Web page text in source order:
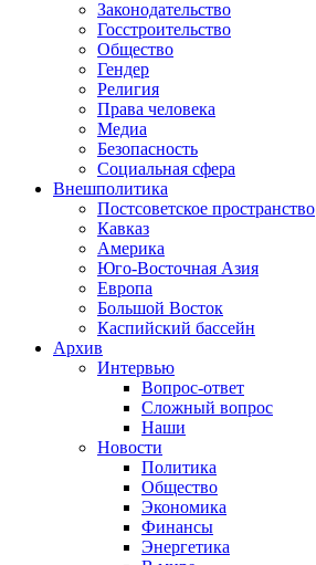
Законодательство
Госстроительство
Общество
Гендер
Религия
Права человека
Медиа
Безопасность
Социальная сфера
Внешполитика
Постсоветское пространство
Кавказ
Америка
Юго-Восточная Азия
Европа
Большой Восток
Каспийский бассейн
Архив
Интервью
Вопрос-ответ
Сложный вопрос
Наши
Новости
Политика
Общество
Экономика
Финансы
Энергетика